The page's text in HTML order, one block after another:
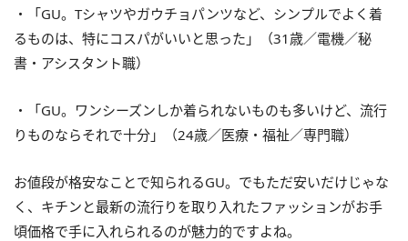
・「GU。Tシャツやガウチョパンツなど、シンプルでよく着
るものは、特にコスパがいいと思った」（31歳／電機／秘
書・アシスタント職）
・「GU。ワンシーズンしか着られないものも多いけど、流行
りものならそれで十分」（24歳／医療・福祉／専門職）
お値段が格安なことで知られるGU。でもただ安いだけじゃな
く、キチンと最新の流行りを取り入れたファッションがお手
頃価格で手に入れられるのが魅力的ですよね。